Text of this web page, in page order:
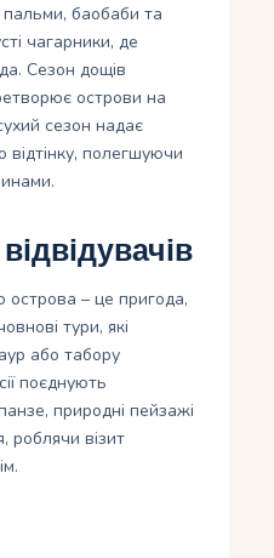
пальми, баобаби та
чагарники, де
Сезон дощів
острови на
сезон надає
полегшуючи
острова – це пригода,
тури, які
або табору
поєднують
природні пейзажі
роблячи візит